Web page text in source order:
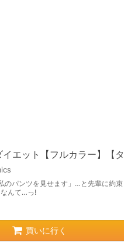
エット【フルカラー】【
のパンツを見せます」…と先輩に約
んて…っ!
買いに行く